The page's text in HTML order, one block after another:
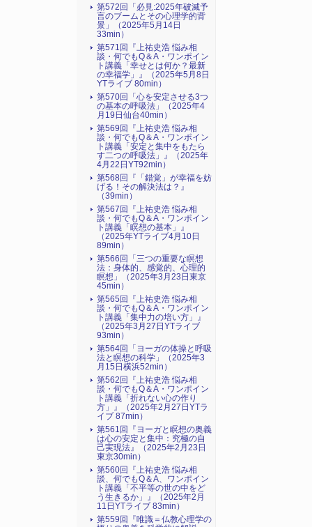
第572回「必見:2025年破滅予
言のブームとその心理学的背
景」（2025年5月14日
33min）
第571回『上祐史浩 悩み相
談・何でもQ＆A・ワンポイン
ト講義「幸せとは何か？最新
の幸福学」』（2025年5月8日
YTライブ 80min）
第570回「心を安定させる3つ
の基本の呼吸法」（2025年4
月19日仙台40min）
第569回『上祐史浩 悩み相
談・何でもQ＆A・ワンポイン
ト講義「安定と集中をもたら
す二つの呼吸法」』（2025年
4月22日YT92min）
第568回『「錯覚」が幸福を妨
げる！その解決法は？』
（39min）
第567回『上祐史浩 悩み相
談・何でもQ＆A・ワンポイン
ト講義「瞑想の基本」』
（2025年YTライブ4月10日
89min）
第566回「三つの重要な瞑想
法：身体的、感覚的、心理的
瞑想」（2025年3月23日東京
45min）
第565回『上祐史浩 悩み相
談・何でもQ＆A・ワンポイン
ト講義「集中力の培い方」』
（2025年3月27日YTライブ
93min）
第564回「ヨーガの体操と呼吸
法と瞑想の科学」（2025年3
月15日横浜52min）
第562回『上祐史浩 悩み相
談・何でもQ＆A・ワンポイン
ト講義「折れない心の作り
方」』（2025年2月27日YTラ
イブ 87min）
第561回『ヨーガと瞑想の奥義
は心の安定と集中：究極の自
己実現法』（2025年2月23日
東京30min）
第560回『上祐史浩 悩み相
談、何でもQ＆A、ワンポイン
ト講義「不平等の世の中をど
う生きるか」』（2025年2月
11日YTライブ 83min）
第559回『唯識＝仏教心理学の